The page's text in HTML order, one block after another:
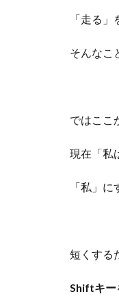
「走る
そんなこ
ではここ
現在「私
「私」に
短くする
Shiftキー